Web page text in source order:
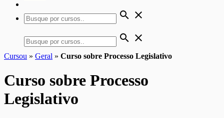
search close
search close
Cursou » Geral » Curso sobre Processo Legislativo
Curso sobre Processo
Legislativo